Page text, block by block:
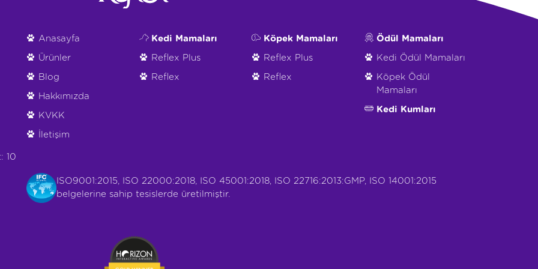
10
Anasayfa
Ürünler
Blog
Hakkımızda
KVKK
İletişim
Kedi Mamaları
Reflex Plus
Reflex
Köpek Mamaları
Reflex Plus
Reflex
Ödül Mamaları
Kedi Ödül Mamaları
Köpek Ödül
Mamaları
Kedi Kumları
ISO9001:2015, ISO 22000:2018, ISO 45001:2018, ISO 22716:2013:GMP, ISO 14001:2015
belgelerine sahip tesislerde üretilmiştir.